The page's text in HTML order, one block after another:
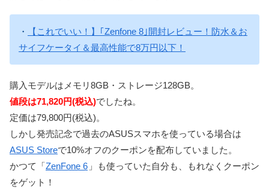
・
【これでいい！】｢Zenfone 8｣開封レビュー！防水＆お
サイフケータイ＆最高性能で8万円以下！
購入モデルはメモリ8GB・ストレージ128GB。
値段は71,820円(税込)でしたね。
定価は79,800円(税込)。
しかし発売記念で過去のASUSスマホを使っている場合は
ASUS Storeで10%オフのクーポンを配布していました。
かつて「ZenFone 6 」も使っていた自分も、もれなくクーポン
をゲット！